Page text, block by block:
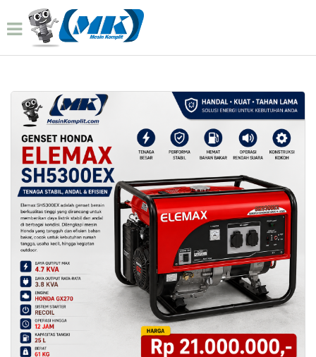
Home Produk
Genset Honda Elemax 4kva Gen
014